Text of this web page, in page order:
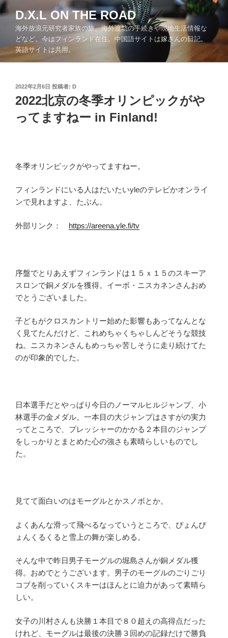
コ
ン
ツ
D.X.L ON THE ROAD
海外放浪元研究者家族の旅。海外渡航の手続きや現地生活情報な
どなど。今はフィンランド在住。中国語サイトは嫁さんの日記。
英語サイトは共用。
投
稿
日:
2022年2月6日 投稿者: D
2022北京の冬季オリンピックがや
ってますねー in Finland!
冬季オリンピックがやってますねー。
フィンランドにいる人はだいたいyleのテレビかオンライ
ンで見れますよ、たぶん。
外部リンク： https://areena.yle.fi/tv
序盤でとりあえずフィンランドは１５ｘ１５のスキーア
スロンで銅メダルを獲得。イーボ・ニスカネンさんおめ
でとうございました。
子どもがクロスカントリー始めた影響もあってなんとな
く見てたんだけど、これめちゃくちゃしんどそうな競技
ね。ニスカネンさんもめっちゃ苦しそうに走り続けてた
のが印象的でした。
日本選手だとやっぱり今日のノーマルヒルジャンプ、小
林選手の金メダル。一本目の大ジャンプはさすがの実力
ってところで、プレッシャーのかかる２本目のジャンプ
をしっかりとまとめた心の強さも素晴らしいものでし
た。
見てて面白いのはモーグルとかスノボとか。
よくあんな滑って飛べるなっていうところで、ぴょんぴ
ょんくるくると雪上の舞が楽しめる。
そんな中で昨日男子モーグルの堀島さんが銅メダル獲
得。おめでとうございます。男子のモーグルのごりごり
コブを削っていくスキーはほんとに迫力があって素晴ら
しい。
女子の川村さんも決勝１本目で８０超えの高得点だった
けれど、モーグルは最後の決勝３回めの記録だけで勝負